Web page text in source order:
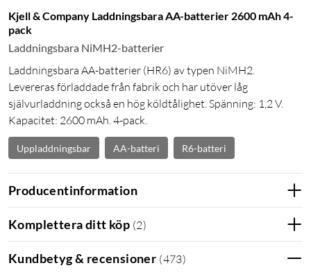
Kjell & Company Laddningsbara AA-batterier 2600 mAh 4-
pack
Laddningsbara NiMH2-batterier
Laddningsbara AA-batterier (HR6) av typen NiMH2.
Levereras förladdade från fabrik och har utöver låg
självurladdning också en hög köldtålighet. Spänning: 1,2 V.
Kapacitet: 2600 mAh. 4-pack.
Uppladdningsbar AA-batteri R6-batteri
Producentinformation
Komplettera ditt köp (2)
Kundbetyg & recensioner (473)